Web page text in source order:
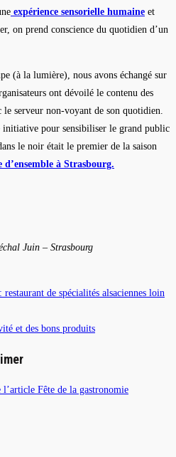
expérience sensorielle humaine et
on prend conscience du quotidien d’un
(à la lumière), nous avons échangé sur
ont dévoilé le contenu des
serveur non-voyant de son quotidien.
pour sensibiliser le grand public
le noir était le premier de la saison
d’ensemble à Strasbourg.
Juin – Strasbourg
de spécialités alsaciennes loin
et des bons produits